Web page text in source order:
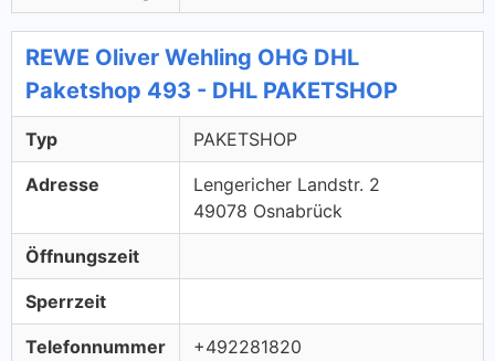
REWE Oliver Wehling OHG DHL
Paketshop 493 - DHL PAKETSHOP
Typ PAKETSHOP
Adresse
Lengericher Landstr. 2
49078 Osnabrück
Öffnungszeit
Sperrzeit
Telefonnummer +492281820